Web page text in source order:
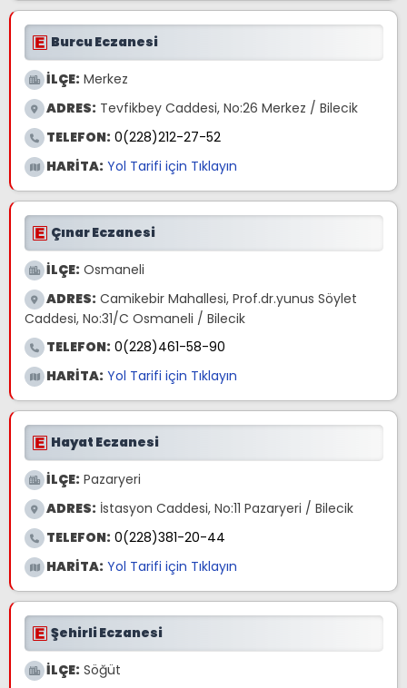
Burcu Eczanesi
İLÇE: Merkez
ADRES: Tevfikbey Caddesi, No:26 Merkez / Bilecik
TELEFON: 0(228)212-27-52
HARİTA: Yol Tarifi için Tıklayın
Çınar Eczanesi
İLÇE: Osmaneli
ADRES: Camikebir Mahallesi, Prof.dr.yunus Söylet
Caddesi, No:31/C Osmaneli / Bilecik
TELEFON: 0(228)461-58-90
HARİTA: Yol Tarifi için Tıklayın
Hayat Eczanesi
İLÇE: Pazaryeri
ADRES: İstasyon Caddesi, No:11 Pazaryeri / Bilecik
TELEFON: 0(228)381-20-44
HARİTA: Yol Tarifi için Tıklayın
Şehirli Eczanesi
İLÇE: Söğüt